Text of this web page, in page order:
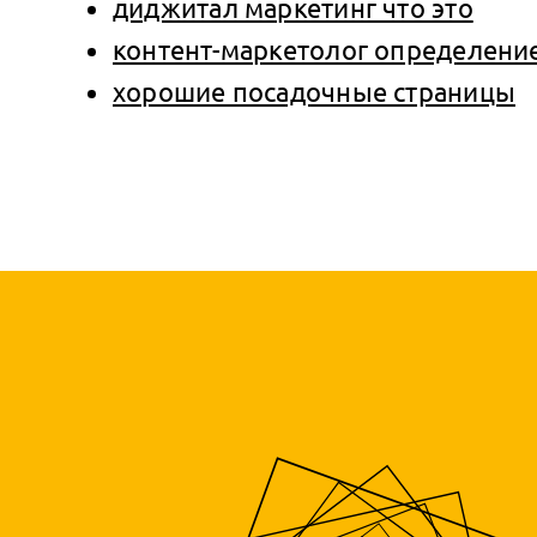
диджитал маркетинг что это
контент-маркетолог
хорошие посадочные страницы